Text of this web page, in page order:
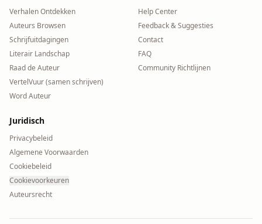
Verhalen Ontdekken
Auteurs Browsen
Schrijfuitdagingen
Literair Landschap
Raad de Auteur
VertelVuur (samen schrijven)
Word Auteur
Help Center
Feedback & Suggesties
Contact
FAQ
Community Richtlijnen
Juridisch
Privacybeleid
Algemene Voorwaarden
Cookiebeleid
Cookievoorkeuren
Auteursrecht